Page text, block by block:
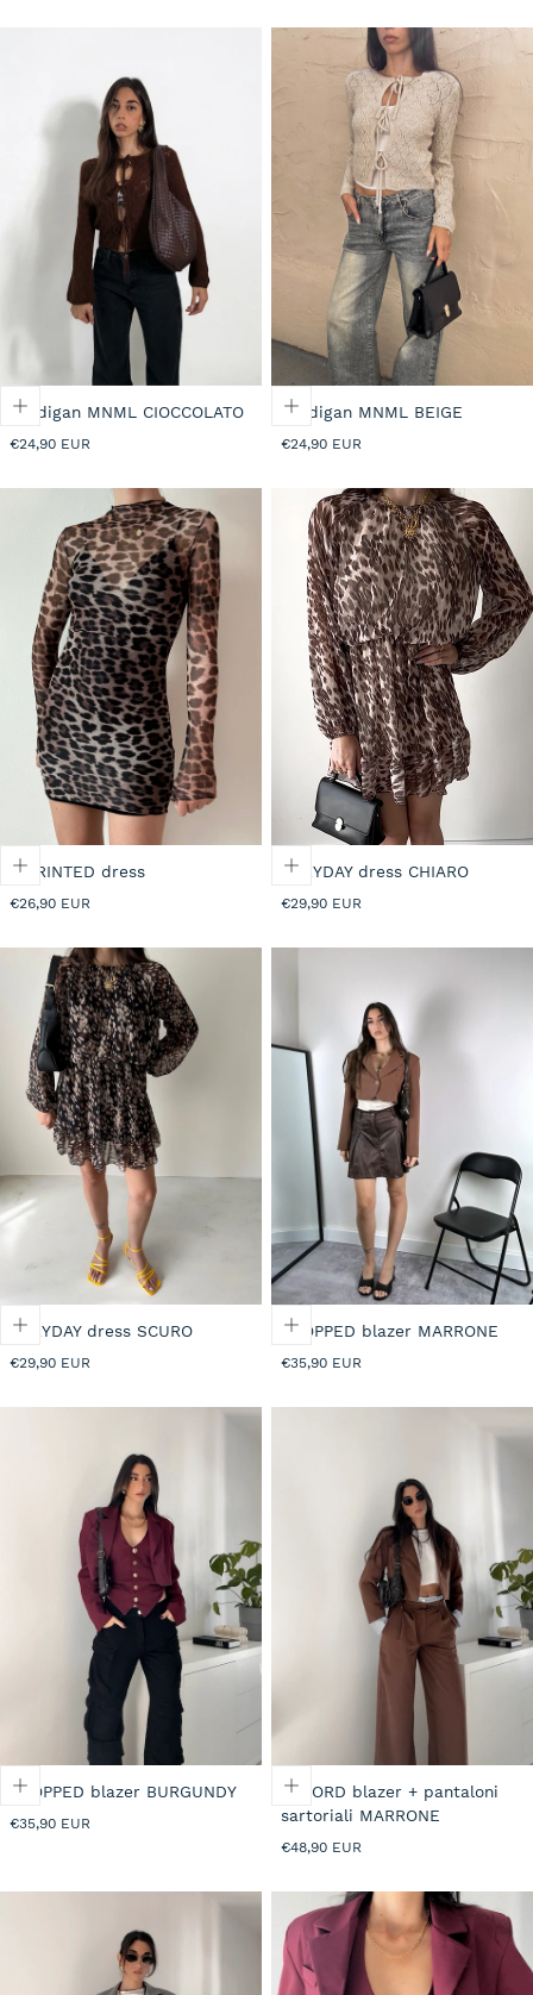
Cardigan MNML CIOCCOLATO
Prezzo
€24,90 EUR
Cardigan MNML BEIGE
Prezzo
€24,90 EUR
L-PRINTED dress
Prezzo
€26,90 EUR
EVRYDAY dress CHIARO
Prezzo
€29,90 EUR
EVRYDAY dress SCURO
Prezzo
€29,90 EUR
CROPPED blazer MARRONE
Prezzo
€35,90 EUR
CROPPED blazer BURGUNDY
Prezzo
€35,90 EUR
CO-ORD blazer + pantaloni
sartoriali MARRONE
Prezzo
€48,90 EUR